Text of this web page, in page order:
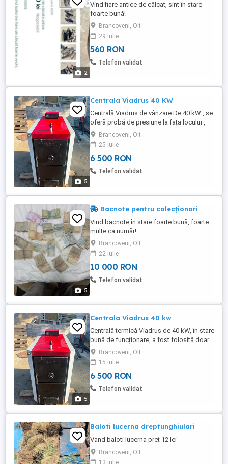
2
Vind fiare antice de călcat, sint în stare
foarte bună!
Brancoveni, Olt
29 iulie
560 RON
Telefon validat
5
Centrala Viadrus 40 KW
Centrală Viadrus de vânzare De 40 kW , se
oferă probă de presiune la fața locului ,
foarte puțin folosită , mai multe detalii la
telefon Județul Olt , ofer și transport
contracost în toată țara !
Brancoveni, Olt
25 iulie
6 500 RON
Telefon validat
5
Bacnote pentru colecționari
Vind bacnote în stare foarte bună, foarte
multe ca număr!
Brancoveni, Olt
22 iulie
10 000 RON
Telefon validat
5
Centrala Viadrus 40 kw
Centrală termică Viadrus de 40 kW, în stare
bună de funcționare, a fost folosită doar
cu lemne , arată impecabil atât în interior
cat și exterior . Acest cazan solid de
încălzire poate fi o soluție eficientă pentru
încălzirea locuinței sau a spațiilor
comerciale. Dispune de o construcție
Brancoveni, Olt
15 iulie
6 500 RON
Telefon validat
Baloti lucerna dreptunghiulari
Vand baloti lucerna pret 12 lei
Brancoveni, Olt
13 iulie